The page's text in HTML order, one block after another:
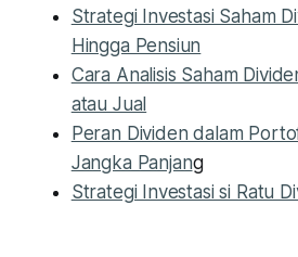
Strategi Investasi Saham
Hingga Pensiun
Cara Analisis Saham
atau Jual
Peran Dividen dalam
Jangka Panjang
Strategi Investasi si Ratu